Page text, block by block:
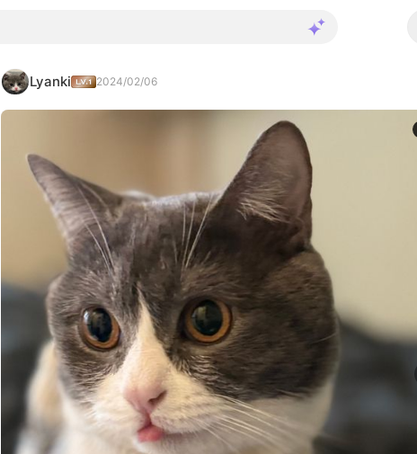
Lyanki 2024/02/06